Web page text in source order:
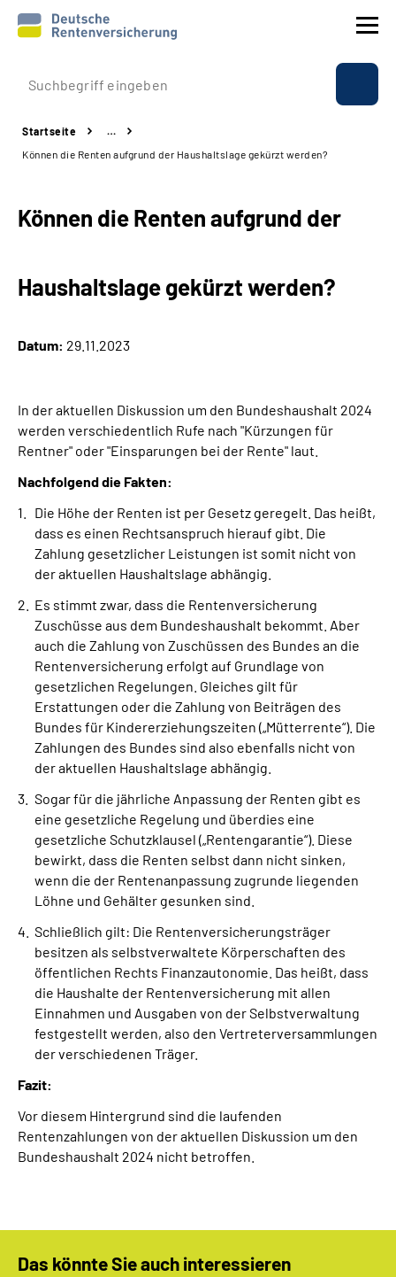
Prävention
Reha
Experten
Über uns & Presse
Suche
Language
Inhalte in Gebärdensprache (DGS)
Leichte Sprache
Mein Kundenportal
Startseite
…
Können die Renten aufgrund der Haushaltslage gekürzt werden?
Können die Renten aufgrund der
Haushaltslage gekürzt werden?
Datum: 29.11.2023
In der aktuellen Diskussion um den Bundeshaushalt 2024
werden verschiedentlich Rufe nach "Kürzungen für
Rentner" oder "Einsparungen bei der Rente" laut.
Nachfolgend die Fakten:
Die Höhe der Renten ist per Gesetz geregelt. Das heißt,
dass es einen Rechtsanspruch hierauf gibt. Die
Zahlung gesetzlicher Leistungen ist somit nicht von
der aktuellen Haushaltslage abhängig.
Es stimmt zwar, dass die Rentenversicherung
Zuschüsse aus dem Bundeshaushalt bekommt. Aber
auch die Zahlung von Zuschüssen des Bundes an die
Rentenversicherung erfolgt auf Grundlage von
gesetzlichen Regelungen. Gleiches gilt für
Erstattungen oder die Zahlung von Beiträgen des
Bundes für Kindererziehungszeiten („Mütterrente“). Die
Zahlungen des Bundes sind also ebenfalls nicht von
der aktuellen Haushaltslage abhängig.
Sogar für die jährliche Anpassung der Renten gibt es
eine gesetzliche Regelung und überdies eine
gesetzliche Schutzklausel („Rentengarantie“). Diese
bewirkt, dass die Renten selbst dann nicht sinken,
wenn die der Rentenanpassung zugrunde liegenden
Löhne und Gehälter gesunken sind.
Schließlich gilt: Die Rentenversicherungsträger
besitzen als selbstverwaltete Körperschaften des
öffentlichen Rechts Finanzautonomie. Das heißt, dass
die Haushalte der Rentenversicherung mit allen
Einnahmen und Ausgaben von der Selbstverwaltung
festgestellt werden, also den Vertreterversammlungen
der verschiedenen Träger.
Fazit:
Vor diesem Hintergrund sind die laufenden
Rentenzahlungen von der aktuellen Diskussion um den
Bundeshaushalt 2024 nicht betroffen.
Das könnte Sie auch interessieren